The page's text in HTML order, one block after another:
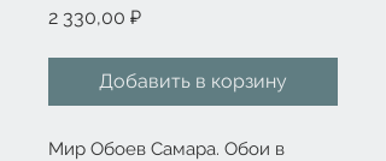
2 330,00 ₽Цена
Добавить в корзину
Мир Обоев Самара. Обои в